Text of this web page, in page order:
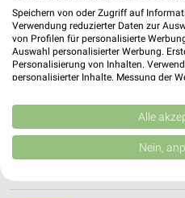
508,88 km •
Alnatura München
81241 München
Heute 08:00 -
Speichern von oder Zugriff auf
Verwendung reduzierter Daten zur
von Profilen für personalisierte
Auswahl personalisierter Werbung.
Personalisierung von Inhalten.
personalisierter Inhalte. Messung der
Kombinationen von Daten aus
Verbesserung der Angebote.
von Inhalten.
Daten können außerhalb der
Website/App.
Alle
Nein,